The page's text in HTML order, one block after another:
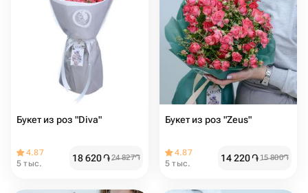
Букет из роз "Diva"
4.87
5 тыс.
18 620֏24 827֏
Букет из роз "Zeus"
4.87
5 тыс.
14 220֏15 800֏